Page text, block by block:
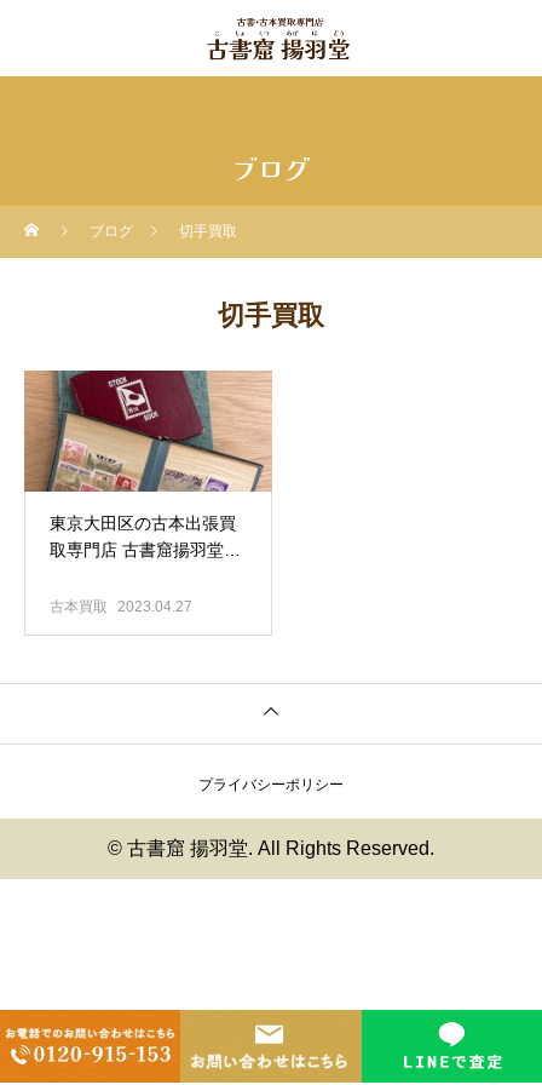
ブログ
ブログ 切手買取
切手買取
東京大田区の古本出張買
取専門店 古書窟揚羽堂｜
ご相談下さい！
古本買取 2023.04.27
プライバシーポリシー
© 古書窟 揚羽堂. All Rights Reserved.